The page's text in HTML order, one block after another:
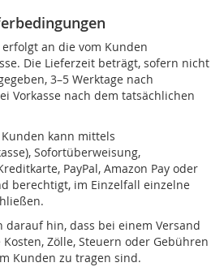
an die vom Kunden
Die Lieferzeit beträgt, sofern nicht
3–5 Werktage nach
Vorkasse nach dem tatsächlichen
kann mittels
Sofortüberweisung,
PayPal, Amazon Pay oder
berechtigt, im Einzelfall einzelne
darauf hin, dass bei einem Versand
Zölle, Steuern oder Gebühren
Kunden zu tragen sind.